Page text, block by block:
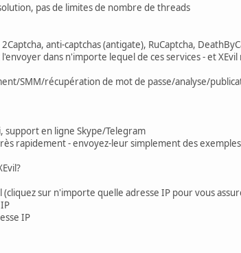
pas de limites de nombre de threads
anti-captchas (antigate), RuCaptcha,
dans n'importe lequel de ces services - et
SMM/récupération de mot de passe/analyse/
support en ligne Skype/Telegram
rapidement - envoyez-leur simplement des exemples
sur n'importe quelle adresse IP pour vous
IP